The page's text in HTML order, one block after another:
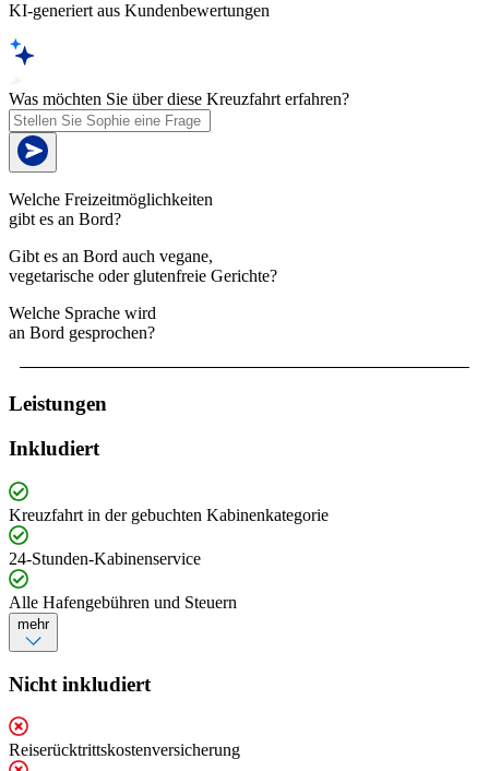
KI-generiert aus Kundenbewertungen
Was möchten Sie über diese Kreuzfahrt erfahren?
Welche Freizeitmöglichkeiten
gibt es an Bord?
Gibt es an Bord auch vegane,
vegetarische oder glutenfreie Gerichte?
Welche Sprache wird
an Bord gesprochen?
Leistungen
Inkludiert
Kreuzfahrt in der gebuchten Kabinenkategorie
24-Stunden-Kabinenservice
Alle Hafengebühren und Steuern
mehr
Nicht inkludiert
Reiserücktrittskostenversicherung